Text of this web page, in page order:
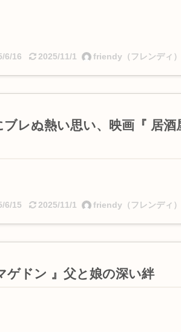
6/16 2025/11/1 friendy（フレンディ）
レぬ熱い思い、映画『 居酒
6/15 2025/11/1 friendy（フレンディ）
ゲドン 』父と娘の深い絆